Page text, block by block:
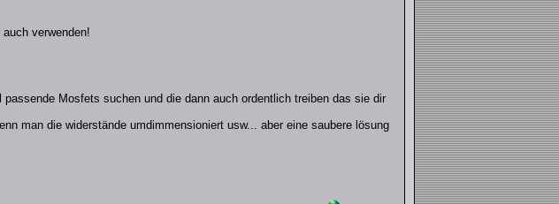
verwenden!
Mosfets suchen und die dann auch ordentlich treiben das sie dir
man die widerstände umdimmensioniert usw... aber eine saubere lösung